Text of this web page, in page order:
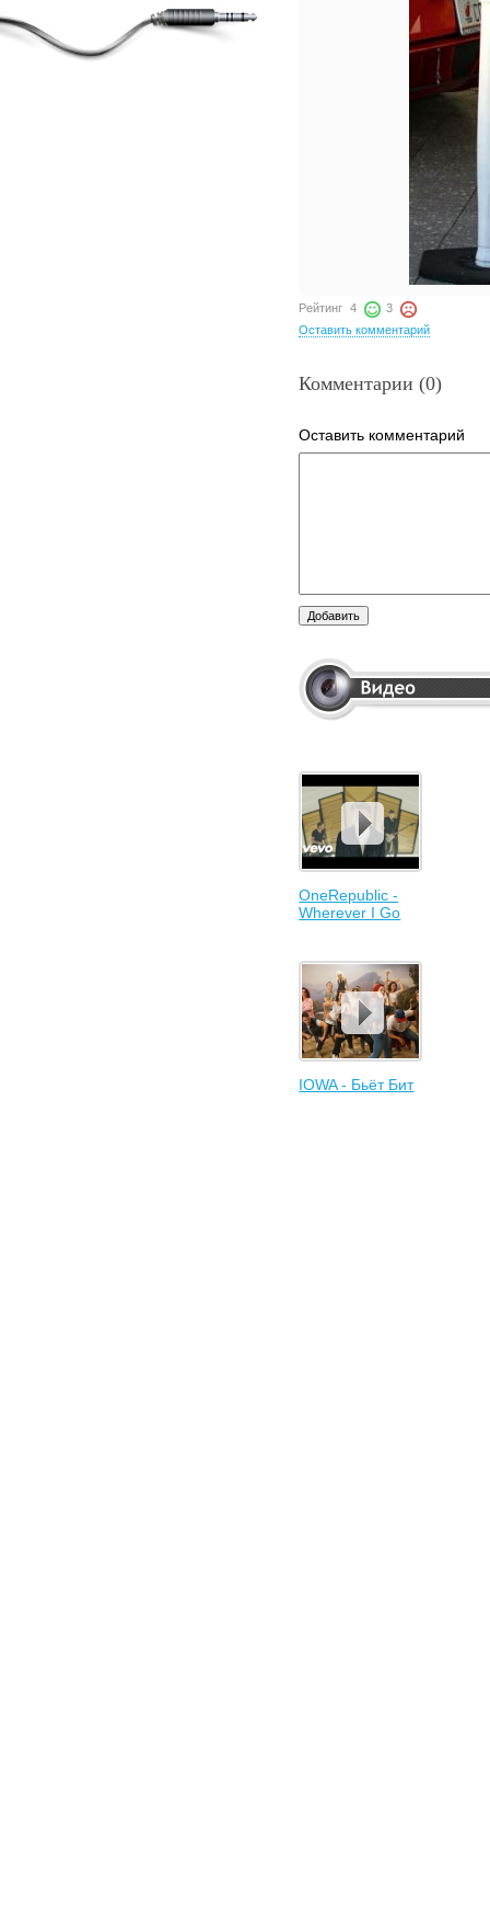
Рейтинг 4
3
Оставить комментарий
Комментарии (0)
Оставить комментарий
OneRepublic -
Wherever I Go
IOWA - Бьёт Бит